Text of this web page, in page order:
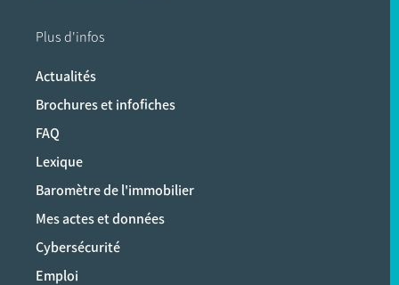
Plus d'infos
Actualités
Brochures et infofiches
FAQ
Lexique
Baromètre de l'immobilier
Mes actes et données
Cybersécurité
Emploi